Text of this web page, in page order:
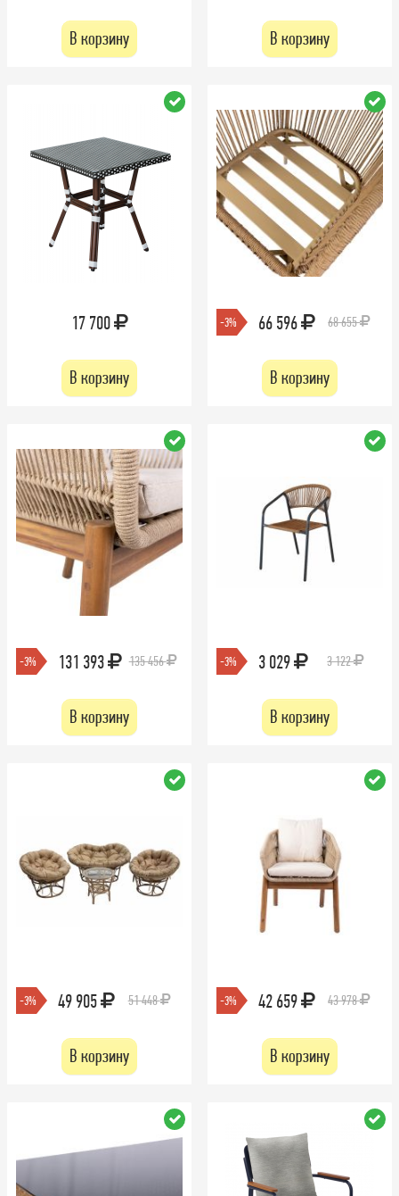
В корзину В корзину
17 700
В корзину
-3% 66 596 68 655
В корзину
-3% 131 393 135 456
В корзину
-3% 3 029 3 122
В корзину
-3% 49 905 51 448
В корзину
-3% 42 659 43 978
В корзину